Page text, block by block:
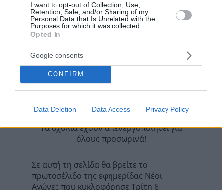
I want to opt-out of Collection, Use,
Retention, Sale, and/or Sharing of my
Personal Data that Is Unrelated with the
Purposes for which it was collected.
Opted In
Google consents
CONFIRM
Data Deletion Data Access Privacy Policy
Κοινοποιήστε
Προηγούμενη
Ανεξάρτητος Ηπείρου
Πρωινά Νέα Ιωαννίνων
Τα σχόλια έχουν απενεργοποιηθεί για
όλους προσωρινά!
Σε αυτή τη σελίδα θα βρείτε το
πρωτοσέλιδο της εφημερίδας Νέοι
Αγώνες που κυκλοφόρησε Τρίτη 6